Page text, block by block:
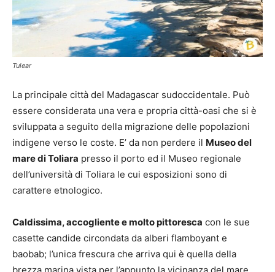
Tulear
La principale città del Madagascar sudoccidentale. Può
essere considerata una vera e propria città-oasi che si è
sviluppata a seguito della migrazione delle popolazioni
indigene verso le coste. E’ da non perdere il Museo del
mare di Toliara presso il porto ed il Museo regionale
dell’università di Toliara le cui esposizioni sono di
carattere etnologico.
Caldissima, accogliente e molto pittoresca con le sue
casette candide circondata da alberi flamboyant e
baobab; l’unica frescura che arriva qui è quella della